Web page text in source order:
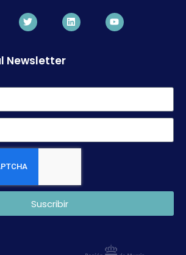
Newsletter
Suscribir